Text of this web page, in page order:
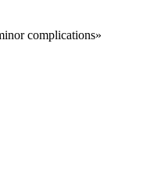
complications»